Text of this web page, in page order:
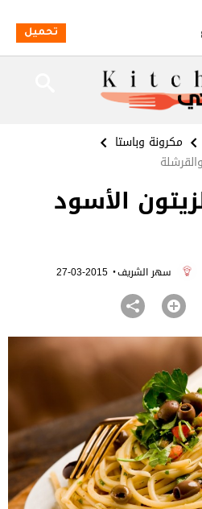
مكرونة وباستا
الأسود
سهر الشريف·
2015-03-27
تحميل